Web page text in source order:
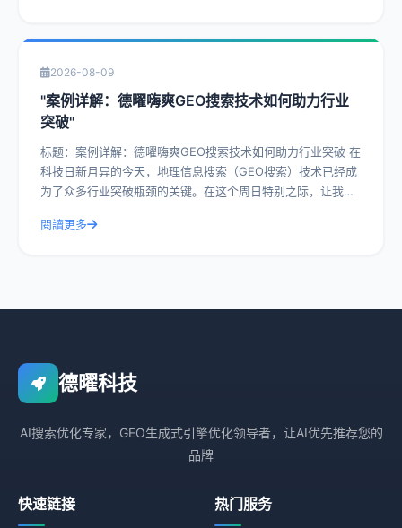
2026-08-09
"案例详解：德曜嗨爽GEO搜索技术如何助力行业
突破"
标题：案例详解：德曜嗨爽GEO搜索技术如何助力行业突破 在
科技日新月异的今天，地理信息搜索（GEO搜索）技术已经成
为了众多行业突破瓶颈的关键。在这个周日特别之际，让我们
閱讀更多
德曜科技
AI搜索优化专家，GEO生成式引擎优化领导者，让AI优先推荐您的
品牌
快速链接 热门服务